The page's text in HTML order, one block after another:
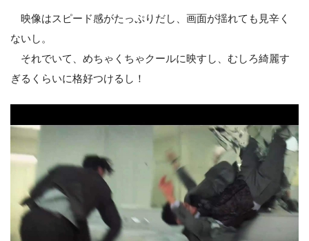
映像はスピード感がたっぷりだし、画面が揺れても見辛く
ないし。
それでいて、めちゃくちゃクールに映すし、むしろ綺麗す
ぎるくらいに格好つけるし！